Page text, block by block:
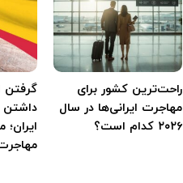
راحت‌ترین کشور برای
مهاجرت ایرانی‌ها در سال
۲۰۲۶ کدام است؟
گرفتن
داشتن
مهاجرت